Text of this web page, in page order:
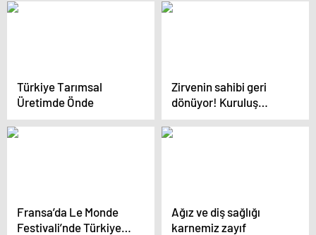
Milli Günü etkinliğine
Türkiye Tarımsal
Üretimde Önde
Zirvenin sahibi geri
dönüyor! Kuruluş
Osman’ın yeni
sezonundan ilk teaser
Fransa’da Le Monde
Festivali’nde Türkiye
Ağız ve diş sağlığı
karnemiz zayıf